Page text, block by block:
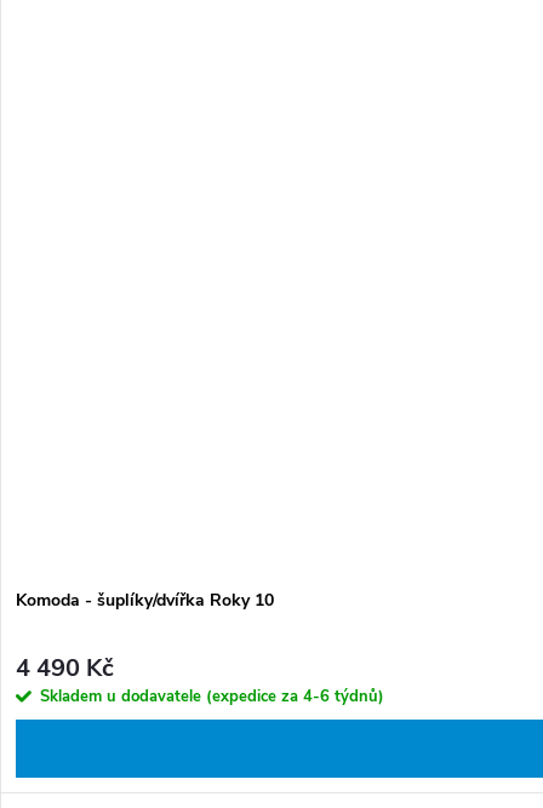
Komoda - šuplíky/dvířka Roky 10
4 490 Kč
Skladem u dodavatele (expedice za 4-6 týdnů)